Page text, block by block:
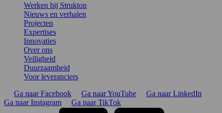
Werken bij Strukton
Nieuws en verhalen
Projecten
Expertises
Innovaties
Over ons
Veiligheid
Duurzaamheid
Voor leveranciers
Ga naar Facebook
Ga naar YouTube
Ga naar LinkedIn
Ga naar Instagram
Ga naar TikTok